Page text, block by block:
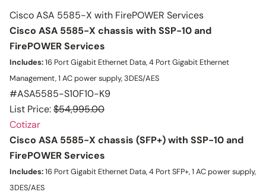
Cisco ASA 5585-X with FirePOWER Services
Cisco ASA 5585-X chassis with SSP-10 and
FirePOWER Services
Includes:16 Port Gigabit Ethernet Data, 4 Port Gigabit Ethernet
Management, 1 AC power supply, 3DES/AES
#ASA5585-S10F10-K9
List Price:$54,995.00
Cotizar
Cisco ASA 5585-X chassis (SFP+) with SSP-10 and
FirePOWER Services
Includes:16 Port Gigabit Ethernet Data, 4 Port SFP+, 1 AC power supply,
3DES/AES